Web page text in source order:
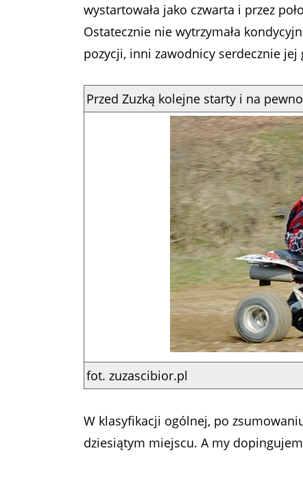
wystartowała jako czwarta i przez
Ostatecznie nie wytrzymała
pozycji, inni zawodnicy serdecznie
Przed Zuzką kolejne starty i na
fot. zuzascibior.pl
W klasyfikacji ogólnej, po
dziesiątym miejscu. A my